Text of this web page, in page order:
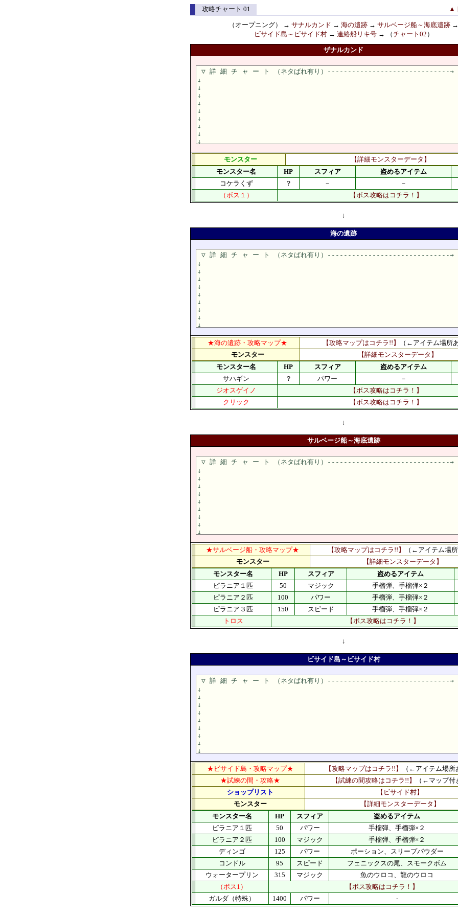
攻略チャート 01 ▲
（オープニング） → サナルカンド → 海の遺跡 → サルベージ船～海底遺跡 →
ビサイド島～ビサイド村→ 連絡船リキ号→ （チャート02 ）
ザナルカンド
モンスター
【詳細モンスターデータ】
モンスター名
HP スフィア 盗めるアイテム
コケラくず
？ － －
（ボス１）
【ボス攻略はコチラ！】
↓
海の遺跡
★海の遺跡・攻略マップ★ 【攻略マップはコチラ!!】
（←アイテム場所あ
モンスター
【詳細モンスターデータ】
モンスター名
HP スフィア 盗めるアイテム
サハギン
？ パワー －
ジオスゲイノ
【ボス攻略はコチラ！】
クリック
【ボス攻略はコチラ！】
↓
サルベージ船～海底遺跡
★サルベージ船・攻略マップ★ 【攻略マップはコチラ!!】
（←アイテム場所
モンスター
【詳細モンスターデータ】
モンスター名
HP スフィア 盗めるアイテム
ピラニア１匹
50 マジック 手榴弾、手榴弾×２
ピラニア２匹
100 パワー 手榴弾、手榴弾×２
ピラニア３匹
150 スピード 手榴弾、手榴弾×２
トロス
【ボス攻略はコチラ！】
↓
ビサイド島～ビサイド村
★ビサイド島・攻略マップ★ 【攻略マップはコチラ!!】
（←アイテム場所
★試練の間・攻略★
【試練の間攻略はコチラ!!】
（←マップ付
ショップリスト
【ビサイド村】
モンスター
【詳細モンスターデータ】
モンスター名
HP スフィア 盗めるアイテム
ピラニア１匹
50 パワー 手榴弾、手榴弾×２
ピラニア２匹
100 マジック 手榴弾、手榴弾×２
ディンゴ
125 パワー ポーション、スリープパウダー
コンドル
95 スピード フェニックスの尾、スモークボム
ウォータープリン
315 マジック 魚のウロコ、龍のウロコ
（ボス1）
【ボス攻略はコチラ！】
ガルダ（特殊）
1400 パワー -